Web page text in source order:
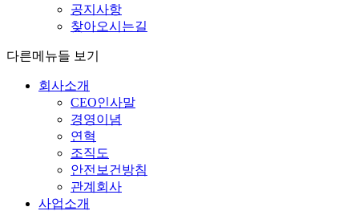
공지사항
찾아오시는길
다른메뉴들 보기
회사소개
CEO인사말
경영이념
연혁
조직도
안전보건방침
관계회사
사업소개